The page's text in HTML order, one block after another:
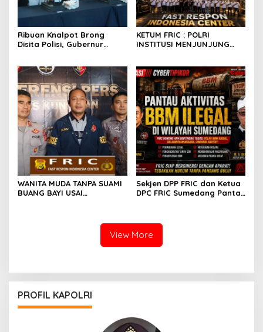
Ribuan Knalpot Brong
Disita Polisi, Gubernur
Knalpot Standar
KETUM FRIC : POLRI
INSTITUSI MENJUNJUNG
YANG MELAKUKAN
PELANGGARAN
WANITA MUDA TANPA SUAMI
BUANG BAYI USAI
Sekjen DPP FRIC dan Ketua
DPC FRIC Sumedang Pantau
Sumedang, Minta APH
Bertindak Tegas
View More
PROFIL KAPOLRI